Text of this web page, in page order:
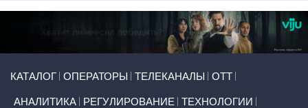
КАТАЛОГ ОПЕРАТОРЫ ТЕЛЕКАНАЛЫ ОТТ
АНАЛИТИКА РЕГУЛИРОВАНИЕ ТЕХНОЛОГИИ